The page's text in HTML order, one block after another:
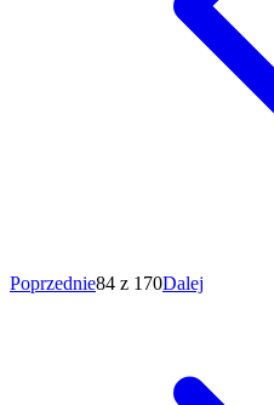
Poprzednie84 z 170Dalej